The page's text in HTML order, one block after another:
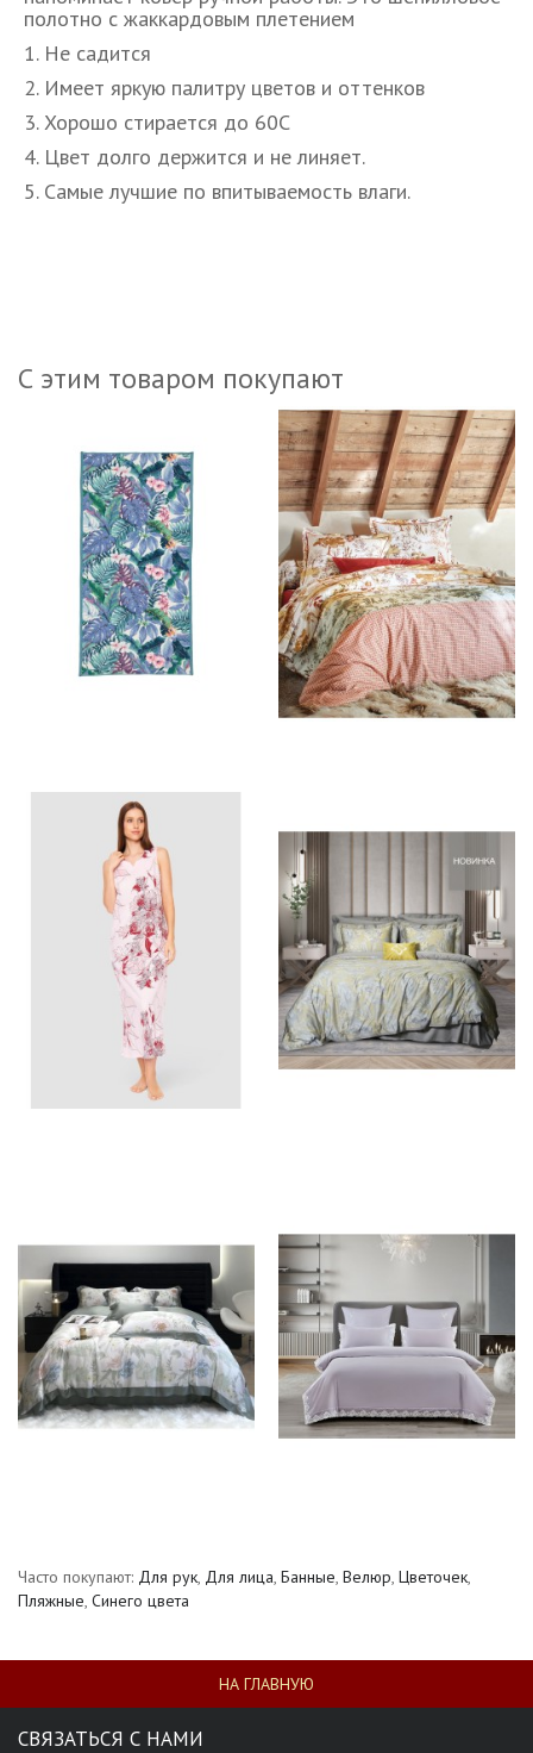
полотно с жаккардовым плетением
1. Не садится
2. Имеет яркую палитру цветов и оттенков
3. Хорошо стирается до 60С
4. Цвет долго держится и не линяет.
5. Самые лучшие по впитываемость влаги.
С этим товаром покупают
Часто покупают: Для рук, Для лица, Банные, Велюр, Цветочек,
Пляжные, Синего цвета
НА ГЛАВНУЮ
СВЯЗАТЬСЯ С НАМИ